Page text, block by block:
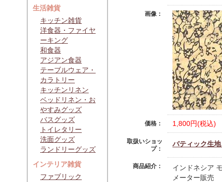
生活雑貨
キッチン雑貨
洋食器・ファイヤ
ーキング
和食器
アジアン食器
テーブルウェア・
カラトリー
キッチンリネン
ベッドリネン・お
やすみグッズ
バスグッズ
トイレタリー
洗面グッズ
ランドリーグッズ
インテリア雑貨
ファブリック
画像：
価格： 1,800円(税込)
取扱いショッ
プ：
バティック生
商品紹介：
インドネシア
メーター販売